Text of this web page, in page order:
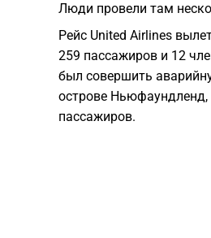
Люди провели там
Рейс United Airlines
259 пассажиров и 12
был совершить
острове Ньюфаундленд,
пассажиров.